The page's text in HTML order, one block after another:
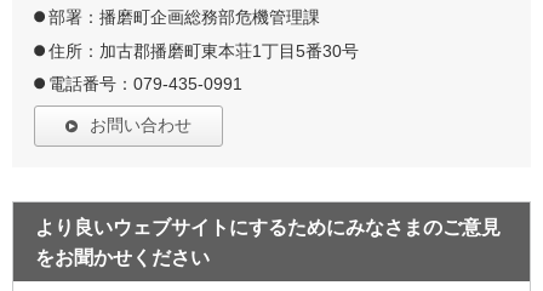
部署：播磨町企画総務部危機管理課
住所：加古郡播磨町東本荘1丁目5番30号
電話番号：079-435-0991
お問い合わせ
より良いウェブサイトにするためにみなさまのご意見
をお聞かせください